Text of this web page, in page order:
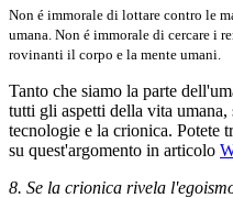
Non é immorale di lottare contro le
umana. Non é immorale di cercare i
rovinanti il corpo e la mente umani.
Tanto che siamo la parte
tutti gli aspetti della vita
tecnologie e la crionica. Potete
su quest'argomento in articolo
8. Se la crionica rivela